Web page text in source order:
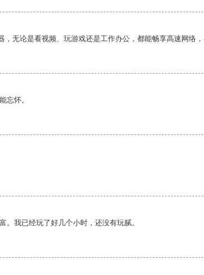
无论是看视频、玩游戏还是工作办公，都能畅享高速网络，
忘怀。
。我已经玩了好几个小时，还没有玩腻。